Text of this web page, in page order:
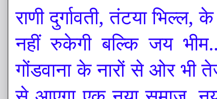
राणी दुर्गावती, तंटया
नहीं रुकेगी बल्कि जय
गोंडवाना के नारों से ओर भी